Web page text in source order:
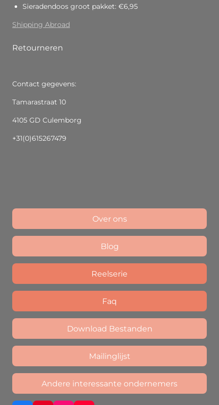
Sieradendoos groot pakket: €6,95
Shipping Abroad
Retourneren
Contact gegevens:
Tamarastraat 10
4105 GD Culemborg
+31(0)615267479
Over ons
Blog
Reelserie
Faq
Download Bestanden
Mailinglijst
Andere interessante ondernemers